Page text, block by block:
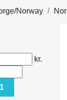
Norway
kr.
1